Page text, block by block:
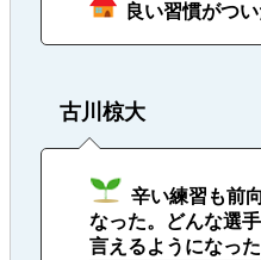
良い習慣がつい
古川椋大
辛い練習も前
なった。どんな選
言えるようになった